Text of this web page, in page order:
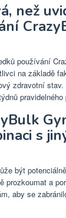
než
používání
na základě
zdravotní stav.
s
být
prozkoumat a
aby se